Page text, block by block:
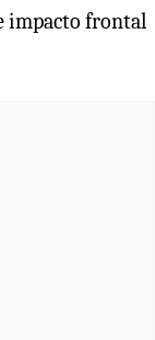
impacto frontal